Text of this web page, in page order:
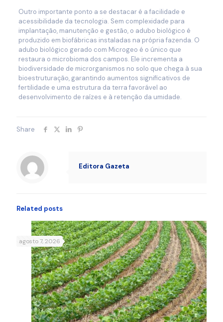
Outro importante ponto a se destacar é a facilidade e
acessibilidade da tecnologia. Sem complexidade para
implantação, manutenção e gestão, o adubo biológico é
produzido em biofábricas instaladas na própria fazenda. O
adubo biológico gerado com Microgeo é o único que
restaura o microbioma dos campos. Ele incrementa a
biodiversidade de microrganismos no solo que chega à sua
bioestruturação, garantindo aumentos significativos de
fertilidade e uma estrutura da terra favorável ao
desenvolvimento de raízes e à retenção da umidade.
Share
Editora Gazeta
Related posts
agosto 7, 2026